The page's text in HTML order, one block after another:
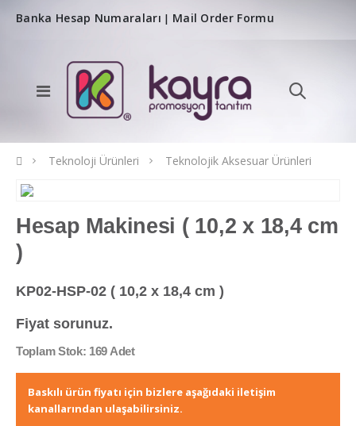
Banka Hesap Numaraları | Mail Order Formu
Teknoloji Ürünleri Teknolojik Aksesuar Ürünleri
Hesap Makinesi ( 10,2 x 18,4 cm
)
KP02-HSP-02 ( 10,2 x 18,4 cm )
Fiyat sorunuz.
Toplam Stok: 169 Adet
Baskılı ürün fiyatı için bizlere aşağıdaki iletişim
kanallarından ulaşabilirsiniz.